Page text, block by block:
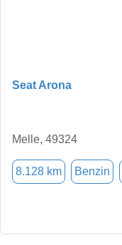
Seat Arona
Melle, 49324
8.128 km Benzin